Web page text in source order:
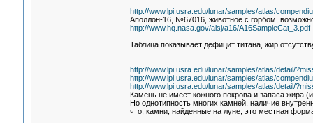
http://www.lpi.usra.edu/lunar/samples/atlas/
Аполлон-16, №67016, животное с горбом,
http://www.hq.nasa.gov/alsj/a16/A16SampleCat_3.pdf
Таблица показывает дефицит титана, жир
http://www.lpi.usra.edu/lunar/samples/atlas/detail/
http://www.lpi.usra.edu/lunar/samples/atlas/
http://www.lpi.usra.edu/lunar/samples/atlas/detail/
Камень не имеет кожного покрова и запаса жира
Но однотипность многих камней, наличие
что, камни, найденные на луне, это местная